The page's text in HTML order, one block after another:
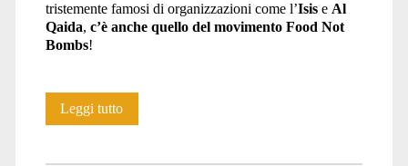
tristemente famosi di organizzazioni come l’Isise Al
Qaida, c’è anche quello del movimento Food Not
Bombs!
Leggi tuttoFood